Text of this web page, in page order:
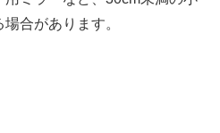
合があります。